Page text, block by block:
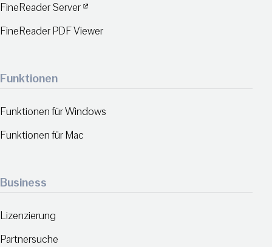
FineReader Server
FineReader PDF Viewer
Funktionen
Funktionen für Windows
Funktionen für Mac
Business
Lizenzierung
Partnersuche